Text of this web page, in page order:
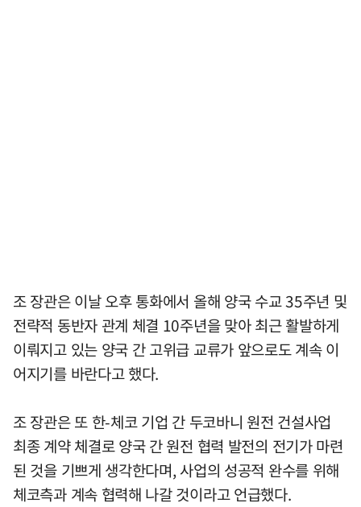
조 장관은 이날 오후 통화에서 올해 양국 수교 35주년 및
전략적 동반자 관계 체결 10주년을 맞아 최근 활발하게
이뤄지고 있는 양국 간 고위급 교류가 앞으로도 계속 이
어지기를 바란다고 했다.
조 장관은 또 한-체코 기업 간 두코바니 원전 건설사업
최종 계약 체결로 양국 간 원전 협력 발전의 전기가 마련
된 것을 기쁘게 생각한다며, 사업의 성공적 완수를 위해
체코측과 계속 협력해 나갈 것이라고 언급했다.